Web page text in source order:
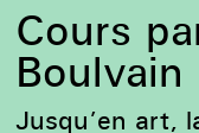
Cours
Boulvain
Jusqu’en art,